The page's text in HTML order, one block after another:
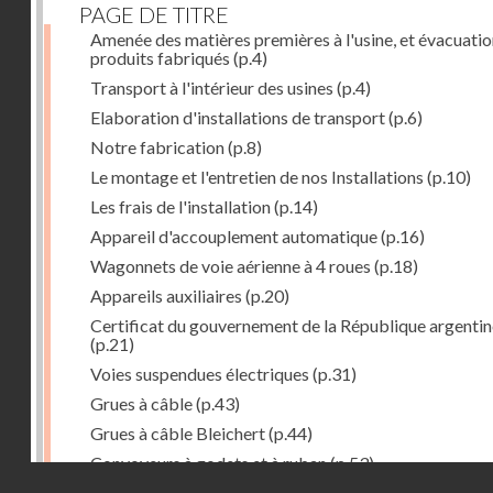
PAGE DE TITRE
Amenée des matières premières à l'usine, et
produits fabriqués (p.4)
Transport à l'intérieur des usines (p.4)
Elaboration d'installations de transport(p.6)
Notre fabrication(p.8)
Le montage et l'entretien de nos Installations (p.10)
Les frais de l'installation(p.14)
Appareil d'accouplement automatique(p.16)
Wagonnets de voie aérienne à 4 roues (p.18)
Appareils auxiliaires (p.20)
Certificat du gouvernement de la République
(p.21)
Voies suspendues électriques (p.31)
Grues à câble(p.43)
Grues à câble Bleichert(p.44)
Convoyeurs à godets et à ruban(p.53)